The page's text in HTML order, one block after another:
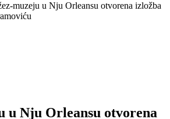
muzeju u Nju Orleansu otvorena izložba
u Nju Orleansu otvorena